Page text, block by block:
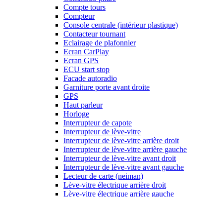
Compte tours
Compteur
Console centrale (intérieur plastique)
Contacteur tournant
Eclairage de plafonnier
Ecran CarPlay
Ecran GPS
ECU start stop
Facade autoradio
Garniture porte avant droite
GPS
Haut parleur
Horloge
Interrupteur de capote
Interrupteur de lève-vitre
Interrupteur de lève-vitre arrière droit
Interrupteur de lève-vitre arrière gauche
Interrupteur de lève-vitre avant droit
Interrupteur de lève-vitre avant gauche
Lecteur de carte (neiman)
Lève-vitre électrique arrière droit
Lève-vitre électrique arrière gauche